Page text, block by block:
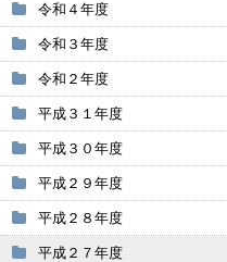
令和４年度
令和３年度
令和２年度
平成３１年度
平成３０年度
平成２９年度
平成２８年度
平成２７年度